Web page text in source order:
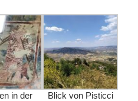
in der
Blick von Pisticci